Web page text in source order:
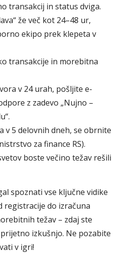
transakcij in status dviga.
že več kot 24–48 ur,
ekipo prek klepeta v
transakcije in morebitna
v 24 urah, pošljite e-
z zadevo „Nujno –
v 5 delovnih dneh, se obrnite
za finance RS).
boste večino težav rešili
spoznati vse ključne vidike
registracije do izračuna
težav – zdaj ste
izkušnjo. Ne pozabite
v igri!